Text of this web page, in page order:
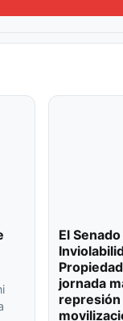
El
jornada
represión